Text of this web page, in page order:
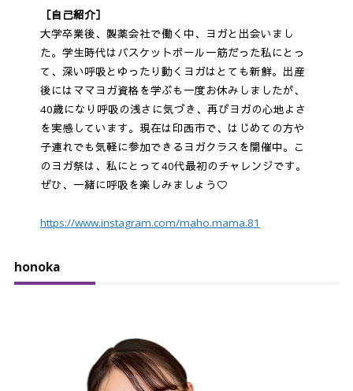
［自己紹介］
大学卒業後、製薬会社で働く中、ヨガと出会いまし
た。学生時代はバスケットボール一筋だった私にとっ
て、深い呼吸とゆったり動くヨガはとても新鮮。出産
後にはママヨガ資格を学ぶも一度お休みしましたが、
40歳になり呼吸の浅さに気づき、再びヨガの心地よさ
を実感しています。現在は印西市で、はじめての方や
子連れでも気軽に参加できるヨガクラスを開催中。こ
のヨガ祭は、私にとって40代最初のチャレンジです。
ぜひ、一緒に呼吸を楽しみましょう♡
https://www.instagram.com/maho.mama.81
honoka